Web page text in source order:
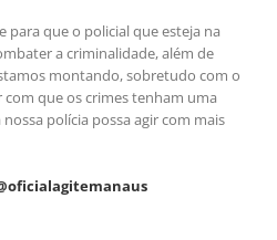
para que o policial que esteja na
a criminalidade, além de
montando, sobretudo com o
com que os crimes tenham uma
polícia possa agir com mais